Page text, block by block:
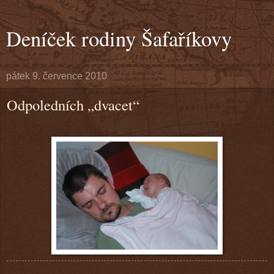
Deníček rodiny Šafaříkovy
pátek 9. července 2010
Odpoledních „dvacet“